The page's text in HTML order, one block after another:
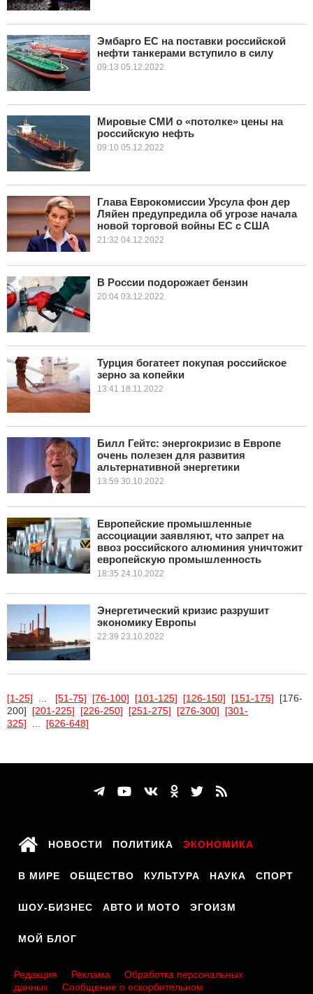
Эмбарго ЕС на поставки российской
нефти танкерами вступило в силу
09:13 05.12.2022
Мировые СМИ о «потолке» цены на
российскую нефть
09:10 05.12.2022
Глава Еврокомиссии Урсула фон дер
Ляйен предупредила об угрозе начала
новой торговой войны ЕС с США
21:32 04.12.2022
В России подорожает бензин
20:04 03.12.2022
Турция богатеет покупая российское
зерно за копейки
13:41 18.11.2022
Билл Гейтс: энергокризис в Европе
очень полезен для развития
альтернативной энергетики
13:59 30.10.2022
Европейские промышленные
ассоциации заявляют, что запрет на
ввоз российского алюминия уничтожит
европейскую промышленность
18:35 24.10.2022
Энергетический кризис разрушит
экономику Европы
22:39 23.10.2022
[1-25] [51-75] [76-100] [101-125] [126-150] [151-175] [176-
200] [201-225] [226-250] [251-275] [276-300]
[301-
325]
[626-648]
НОВОСТИ ПОЛИТИКА ЭКОНОМИКА
В МИРЕ ОБЩЕСТВО КУЛЬТУРА НАУКА СПОРТ
ШОУ-БИЗНЕС АВТО И МОТО ЭГОИЗМ
МОЙ БЛОГ
Редакция Реклама
Обработка персональных
данных
Сообщение о оскорбительном